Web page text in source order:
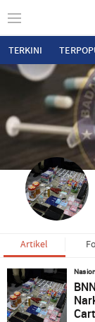
TERKINI
Artikel